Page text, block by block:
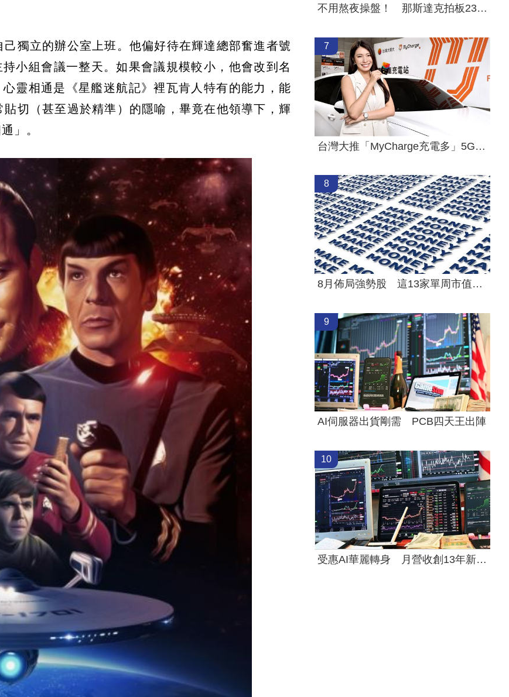
獨立的辦公室上班。他偏好待在輝達總部奮進者號
小組會議一整天。如果會議規模較小，他會改到名
靈相通是《星艦迷航記》裡瓦肯人特有的能力，能
切（甚至過於精準）的隱喻，畢竟在他領導下，輝
」。
不用熬夜操盤！ 那斯達克拍板23小時交易
7
台灣大推「MyCharge充電多」5G資費方案
8
8月佈局強勢股 這13家單周市值暴增千億
9
AI伺服器出貨剛需 PCB四天王出陣
10
受惠AI華麗轉身 月營收創13年新高的它